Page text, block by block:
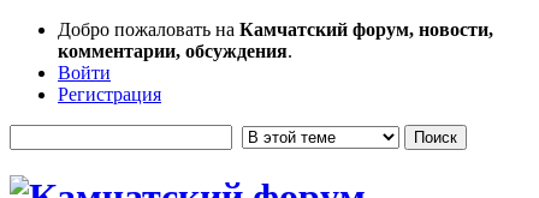
Добро пожаловать на Камчатский форум, новости,
комментарии, обсуждения.
Войти
Регистрация